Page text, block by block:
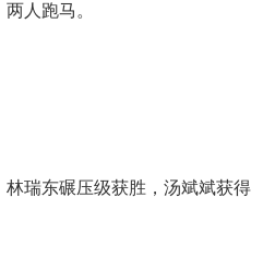
人跑马。
瑞东碾压级获胜，汤斌斌获得